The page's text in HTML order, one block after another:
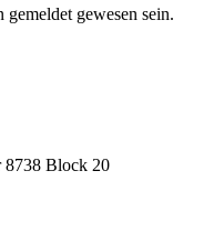
gewesen sein.
8738 Block 20